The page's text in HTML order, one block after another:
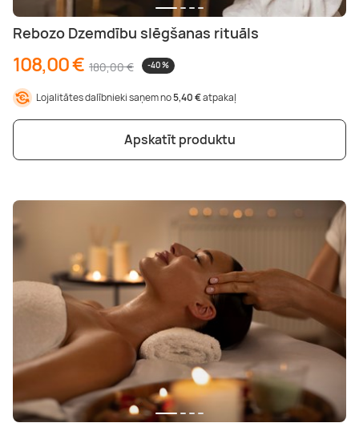
Rebozo Dzemdību slēgšanas rituāls
108,00 € 180,00 € -40 %
Lojalitātes dalībnieki saņem no5,40 €atpakaļ
Apskatīt produktu